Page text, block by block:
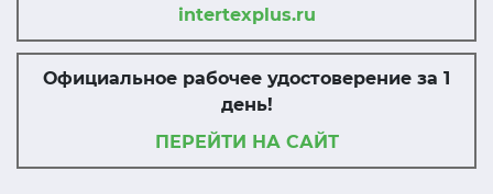
intertexplus.ru
Официальное рабочее удостоверение за 1
день!
ПЕРЕЙТИ НА САЙТ